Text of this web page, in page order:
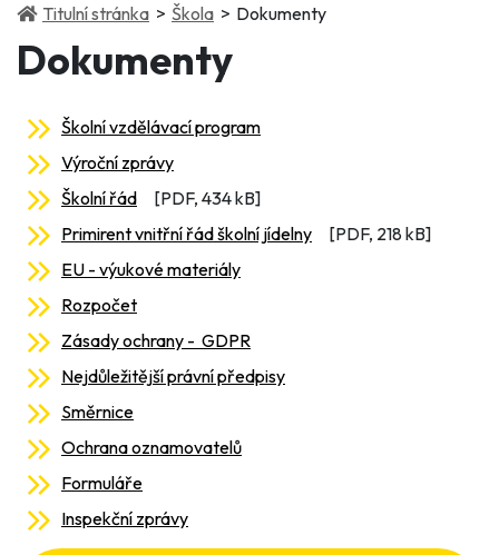
Titulní stránka(current)
Škola(current)
Dokumenty
Dokumenty
Školní vzdělávací program
Výroční zprávy
Školní řád [PDF, 434 kB]
Primirent vnitřní řád školní jídelny [PDF, 218 kB]
EU - výukové materiály
Rozpočet
Zásady ochrany - GDPR
Nejdůležitější právní předpisy
Směrnice
Ochrana oznamovatelů
Formuláře
Inspekční zprávy